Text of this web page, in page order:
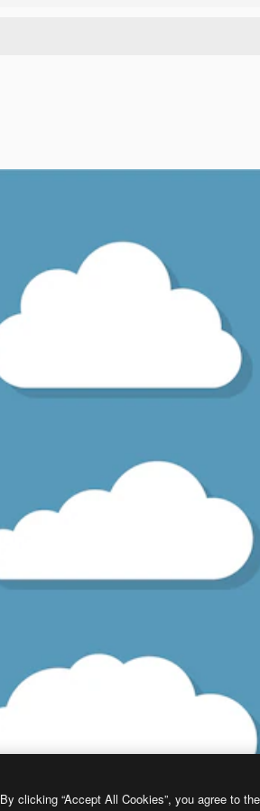
By clicking “Accept All Cookies”, you agree to